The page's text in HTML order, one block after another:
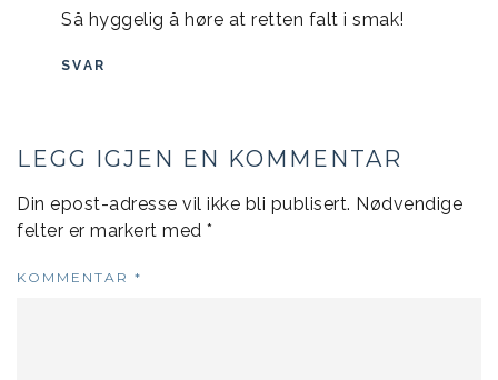
Så hyggelig å høre at retten falt i smak!
SVAR
LEGG IGJEN EN KOMMENTAR
Din epost-adresse vil ikke bli publisert. Nødvendige
felter er markert med *
KOMMENTAR *